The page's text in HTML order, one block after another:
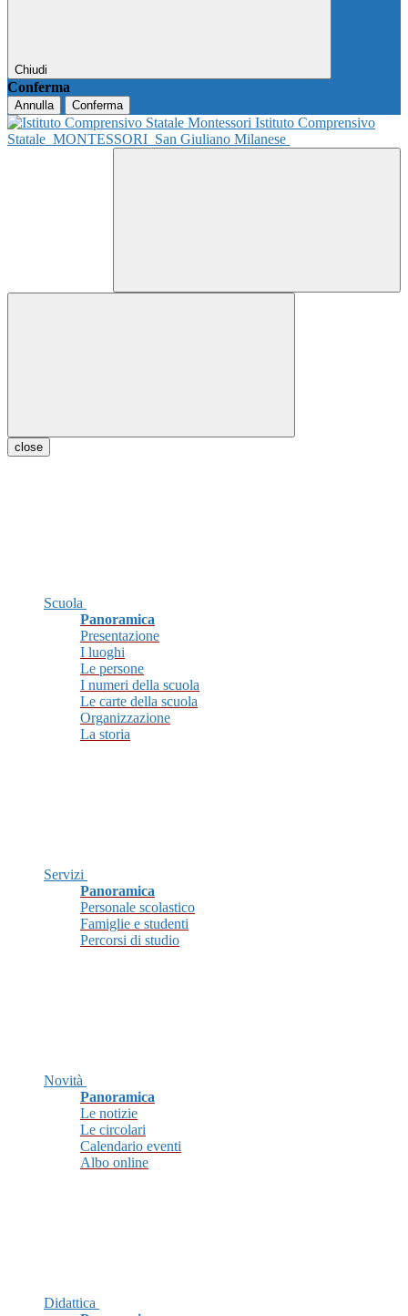
Chiudi
Conferma
Annulla Conferma
Istituto Comprensivo
Statale MONTESSORI San Giuliano Milanese
close
Scuola
Panoramica
Presentazione
I luoghi
Le persone
I numeri della scuola
Le carte della scuola
Organizzazione
La storia
Servizi
Panoramica
Personale scolastico
Famiglie e studenti
Percorsi di studio
Novità
Panoramica
Le notizie
Le circolari
Calendario eventi
Albo online
Didattica